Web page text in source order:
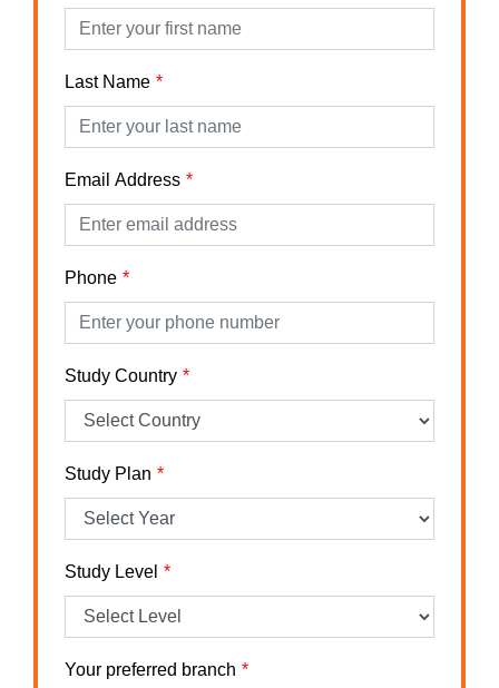
Last Name
Email Address
Phone
Study Country
Study Plan
Study Level
Your preferred branch